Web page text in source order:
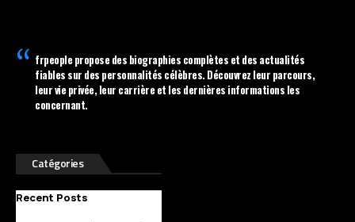
frpeoplepropose des biographies complètes et des actualités
fiables sur des personnalités célèbres. Découvrez leur parcours,
leur vie privée, leur carrière et les dernières informations les
concernant.
Catégories
Recent Posts